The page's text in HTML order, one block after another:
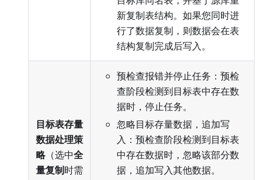
新复制表结构。如果您同时进
行了数据复制，则数据会在表
结构复制完成后写入。
目标表存量
数据处理策
略（选中全
量复制时需
预检查报错并停止任务：预检
查阶段检测到目标表中存在数
据时，停止任务。
忽略目标存量数据，追加写
入：预检查阶段检测到目标表
中存在数据时，忽略该部分数
据，追加写入其他数据。